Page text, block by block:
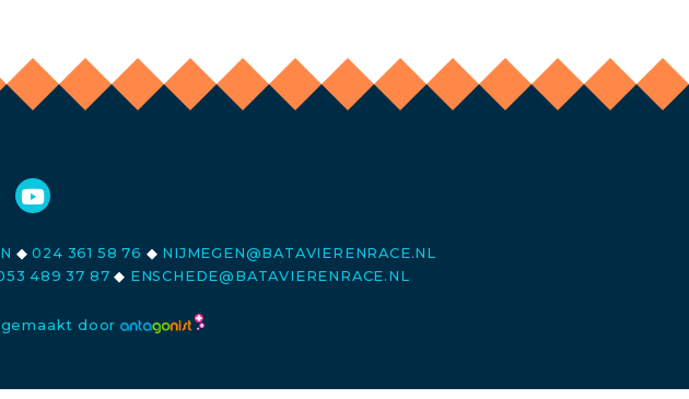
◆ 024 361 58 76 ◆ NIJMEGEN@BATAVIERENRACE.NL
489 37 87 ◆ ENSCHEDE@BATAVIERENRACE.NL
door